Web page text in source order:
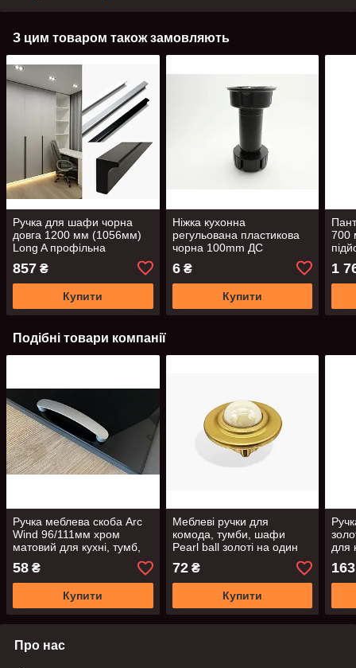
З цим товаром також замовляють
Ручка для шафи чорна
довга 1200 мм (1056мм)
Long A профільна
857 ₴
Купити
Ніжка кухонна
регульована пластикова
чорна 100mm ДС
6₴
Купити
700
1
Подібні товари компанії
Ручка меблева скоба Arc
Wind 96/111мм хром
матовий для кухні, тумб,
шухляд, комодів
58 ₴
Купити
Меблеві ручки для
комода, тумби, шафи
Pearl ball золоті на один
гвинт
72₴
Купити
для
163
Про нас